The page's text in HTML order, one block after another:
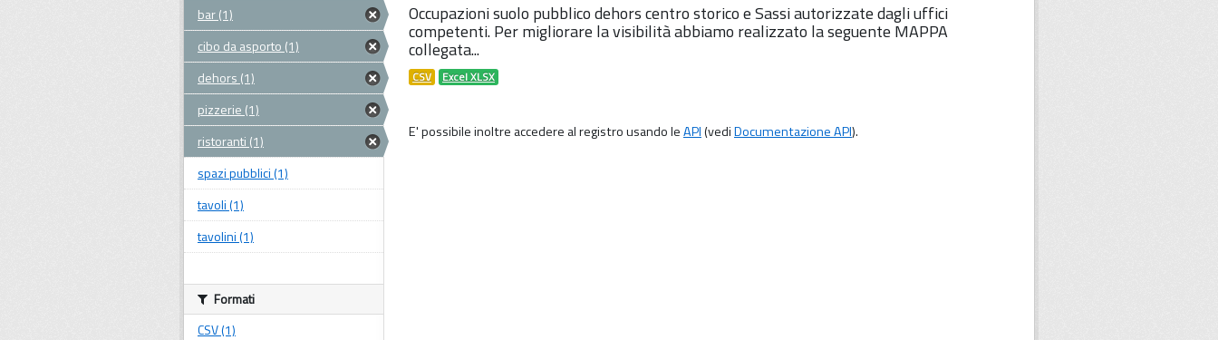
Occupazioni suolo pubblico dehors centro storico e Sassi autorizzate dagli uffici
competenti. Per migliorare la visibilità abbiamo realizzato la seguente MAPPA
collegata...
CSV Excel XLSX
E' possibile inoltre accedere al registro usando leAPI(vediDocumentazione API).
bar (1)
cibo da asporto (1)
dehors (1)
pizzerie (1)
ristoranti (1)
spazi pubblici (1)
tavoli (1)
tavolini (1)
Formati
CSV (1)